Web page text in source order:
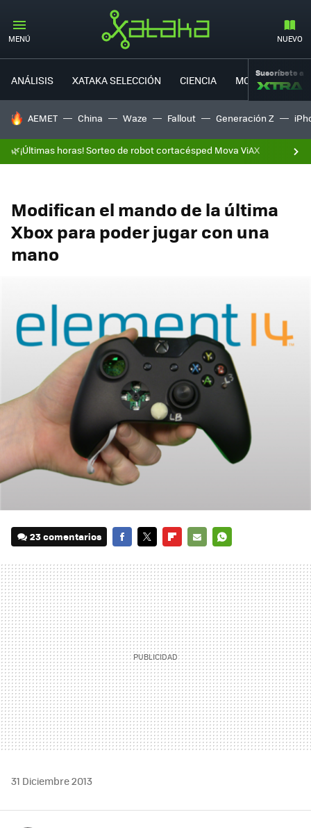
MENÚ NUEVO
ANÁLISIS XATAKA SELECCIÓN CIENCIA MOVILIDAD
Suscríbete a
HOY SE HABLA DE
AEMET China Waze Fallout Generación Z
🌿¡Últimas horas! Sorteo de robot cortacésped Mova ViAX
Modifican el mando de la última
Xbox para poder jugar con una
mano
23 comentarios
MAIL
31 Diciembre 2013